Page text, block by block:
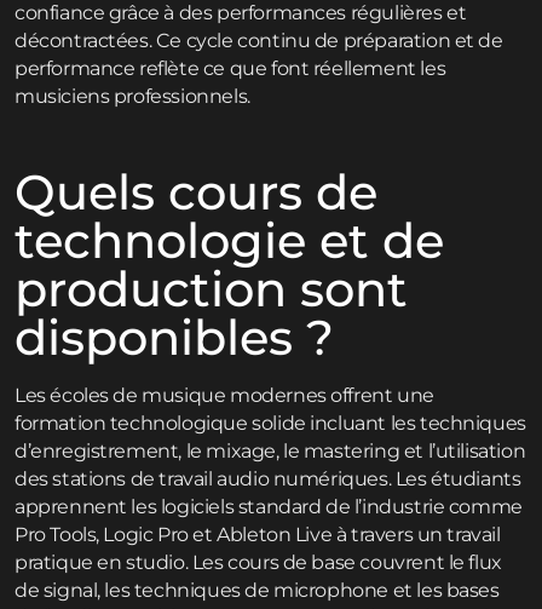
confiance grâce à des performances régulières et
décontractées. Ce cycle continu de préparation et de
performance reflète ce que font réellement les
musiciens professionnels.
Quels cours de
technologie et de
production sont
disponibles ?
Les écoles de musique modernes offrent une
formation technologique solide incluant les techniques
d’enregistrement, le mixage, le mastering et l’utilisation
des stations de travail audio numériques. Les étudiants
apprennent les logiciels standard de l’industrie comme
Pro Tools, Logic Pro et Ableton Live à travers un travail
pratique en studio. Les cours de base couvrent le flux
de signal, les techniques de microphone et les bases